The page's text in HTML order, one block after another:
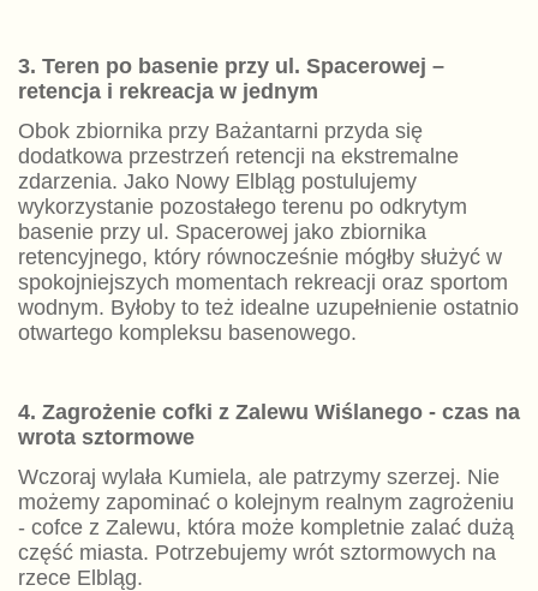
3. Teren po basenie przy ul. Spacerowej –
retencja i rekreacja w jednym
Obok zbiornika przy Bażantarni przyda się
dodatkowa przestrzeń retencji na ekstremalne
zdarzenia. Jako Nowy Elbląg postulujemy
wykorzystanie pozostałego terenu po odkrytym
basenie przy ul. Spacerowej jako zbiornika
retencyjnego, który równocześnie mógłby służyć w
spokojniejszych momentach rekreacji oraz sportom
wodnym. Byłoby to też idealne uzupełnienie ostatnio
otwartego kompleksu basenowego.
4. Zagrożenie cofki z Zalewu Wiślanego - czas na
wrota sztormowe
Wczoraj wylała Kumiela, ale patrzymy szerzej. Nie
możemy zapominać o kolejnym realnym zagrożeniu
- cofce z Zalewu, która może kompletnie zalać dużą
część miasta. Potrzebujemy wrót sztormowych na
rzece Elbląg.